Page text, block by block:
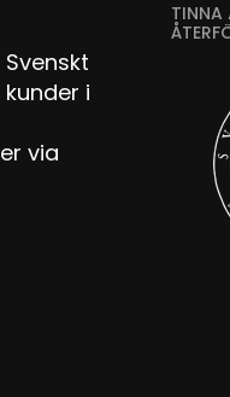
i
via
TINNA